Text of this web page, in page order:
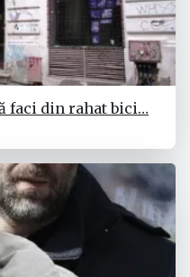
faci din rahat bici…